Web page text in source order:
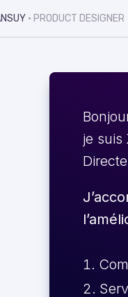
• PRODUCT DESIGNER
je suis